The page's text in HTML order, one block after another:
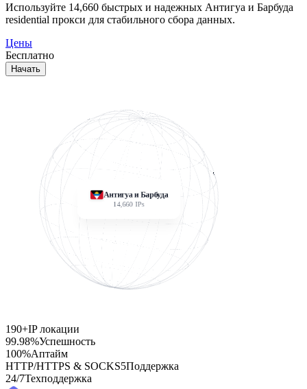
Используйте 14,660 быстрых и надежных Антигуа и Барбуда
residential прокси для стабильного сбора данных.
Цены
Бесплатно
Начать
Антигуа и Барбуда
14,660 IPs
190+IP локации
99.98%Успешность
100%Аптайм
HTTP/HTTPS & SOCKS5Поддержка
24/7Техподдержка